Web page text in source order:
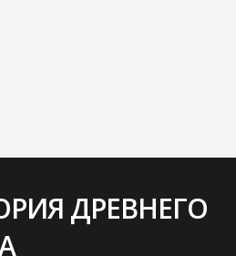
ДРЕВНЕГО
который может быть спасен
одним-единственным человеком,